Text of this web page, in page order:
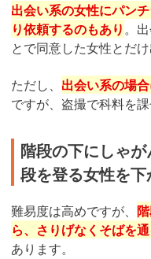
出会い系の女性にパン
り依頼するのもあり。
とで同意した女性とだけ
ただし、 出会い系の場
ですが、盗撮で科料を
階段の下にしゃ
段を登る女性を
難易度は高めですが、
ら、さりげなくそばを
あります。